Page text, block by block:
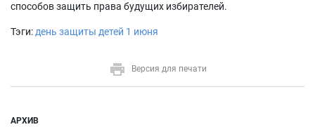
способов защить права будущих избирателей.
Тэги: день защиты детей 1 июня
Версия для печати
АРХИВ